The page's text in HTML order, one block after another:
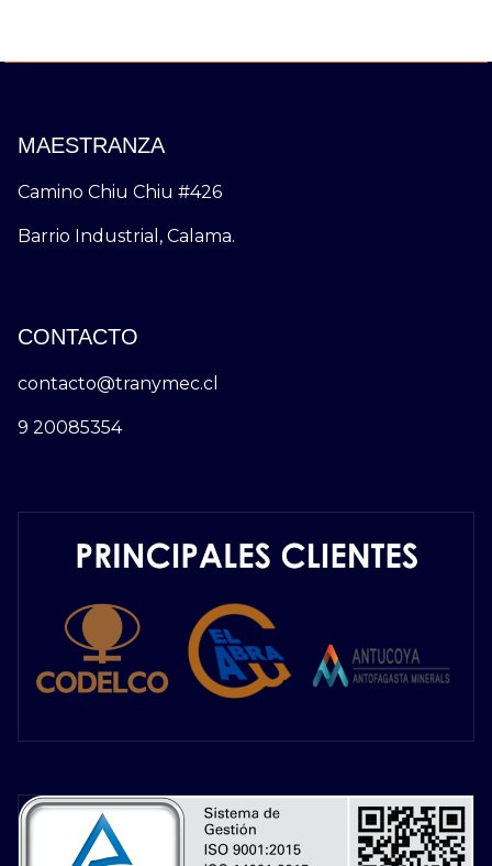
MAESTRANZA
Camino Chiu Chiu #426
Barrio Industrial, Calama.
CONTACTO
contacto@tranymec.cl
9 20085354